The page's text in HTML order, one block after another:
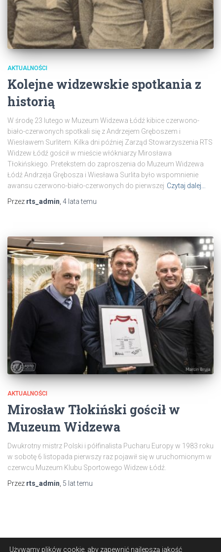
AKTUALNOŚCI
Kolejne widzewskie spotkania z
historią
W środę 23 lutego w Muzeum Widzewa Łódź kibice czerwono-
biało-czerwonych spotkali się z Andrzejem Gręboszem i
Wiesławem Surlitem. Kilka dni później Zarząd Stowarzyszenia RTS
Widzew Łódź gościł w mieście włókniarzy Mirosława
Tłokińskiego. Pretekstem do zaproszenia do Muzeum Widzewa
Łódź Andrzeja Grębosza i Wiesława Surlita było wspomnienie
awansu czerwono-biało-czerwonych do pierwszej Czytaj dalej…
Przez rts_admin, 4 latatemu
AKTUALNOŚCI
Mirosław Tłokiński gościł w
Muzeum Widzewa
Dwukrotny mistrz Polski i półfinalista Pucharu Europy w 1983 roku
w sobotę 6 listopada pierwszy raz pojawił się w uruchomionym w
czerwcu Muzeum Klubu Sportowego Widzew Łódź.
Przez rts_admin 5 lattemu
Używamy plików cookie, aby zapewnić najlepszą jakość